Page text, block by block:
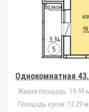
Однокомнатная
Жилая площадь: 19.59
Площадь кухни: 12.29 м